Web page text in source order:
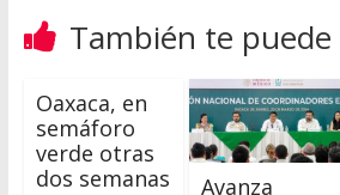
También te
Oaxaca, en
semáforo
verde otras
dos semanas
Avanza